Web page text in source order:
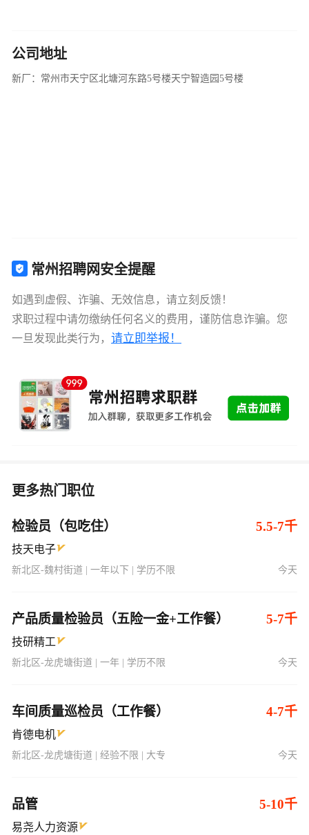
公司地址
新厂：常州市天宁区北塘河东路5号楼天宁智造园5号楼
常州招聘网安全提醒
如遇到虚假、诈骗、无效信息，请立刻反馈！
求职过程中请勿缴纳任何名义的费用，谨防信息诈骗。您
一旦发现此类行为， 请立即举报！
更多热门职位
检验员（包吃住） 5.5-7千
技天电子
新北区-魏村街道 | 一年以下 | 学历不限 今天
产品质量检验员（五险一金+工作餐） 5-7千
技研精工
新北区-龙虎塘街道 | 一年 | 学历不限 今天
车间质量巡检员（工作餐） 4-7千
肯德电机
新北区-龙虎塘街道 | 经验不限 | 大专 今天
品管 5-10千
易尧人力资源